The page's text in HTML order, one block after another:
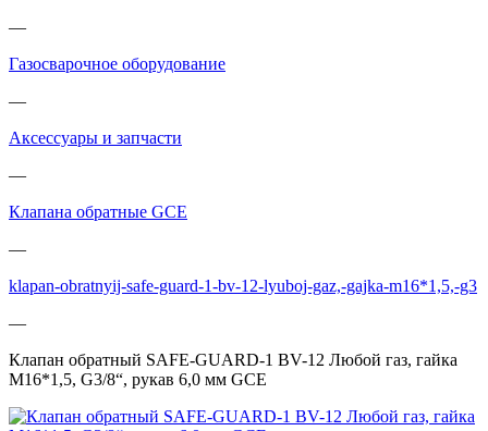
—
Газосварочное оборудование
—
Аксессуары и запчасти
—
Клапана обратные GCE
—
klapan-obratnyij-safe-guard-1-bv-12-lyuboj-gaz,-gajka-m16*1,5,-g3
—
Клапан обратный SAFE-GUARD-1 BV-12 Любой газ, гайка
M16*1,5, G3/8“, рукав 6,0 мм GCE